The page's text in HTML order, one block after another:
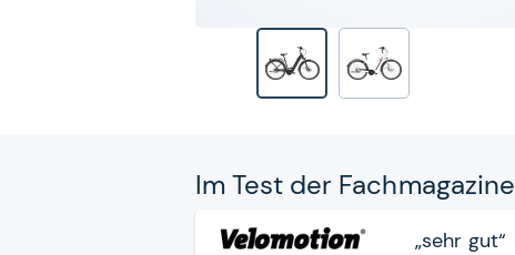
Im Test der Fach­ma­ga­zine
„sehr gut“